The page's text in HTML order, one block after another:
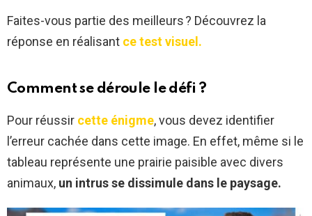
Faites-vous partie des meilleurs ? Découvrez la
réponse en réalisant ce test visuel.
Comment se déroule le défi ?
Pour réussir cette énigme, vous devez identifier
l’erreur cachée dans cette image. En effet, même si le
tableau représente une prairie paisible avec divers
animaux, un intrus se dissimule dans le paysage.